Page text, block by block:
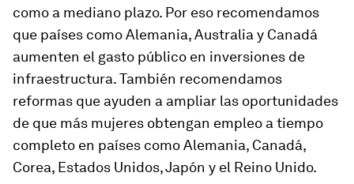
como a mediano plazo. Por eso recomendamos
que países como Alemania, Australia y Canadá
aumenten el gasto público en inversiones de
infraestructura. También recomendamos
reformas que ayuden a ampliar las oportunidades
de que más mujeres obtengan empleo a tiempo
completo en países como Alemania, Canadá,
Corea, Estados Unidos, Japón y el Reino Unido.